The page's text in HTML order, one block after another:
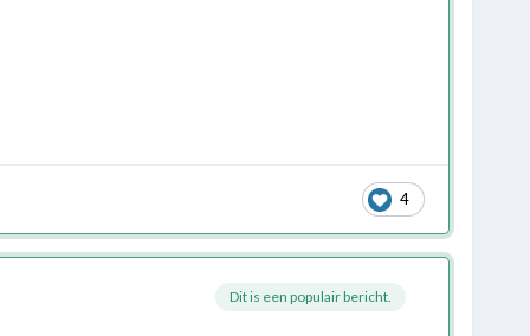
4
Dit is een populair bericht.